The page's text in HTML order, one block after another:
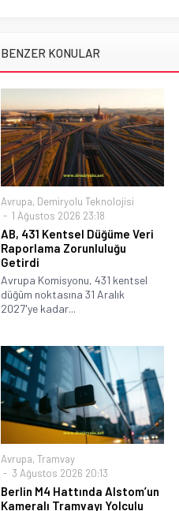
BENZER KONULAR
Avrupa, Demiryolu Teknolojisi
1 Ağustos 2026 23:18
AB, 431 Kentsel Düğüme Veri
Raporlama Zorunluluğu
Getirdi
Avrupa Komisyonu, 431 kentsel
düğüm noktasına 31 Aralık
2027'ye kadar...
Avrupa, Tramvay
3 Ağustos 2026 20:13
Berlin M4 Hattında Alstom’un
Kameralı Tramvayı Yolculu